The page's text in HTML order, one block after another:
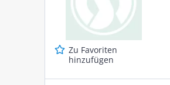
Zu Favoriten
hinzufügen